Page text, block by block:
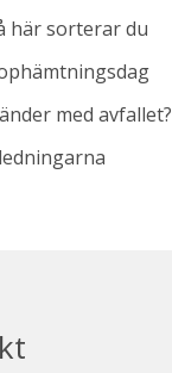
här sorterar du
med avfallet?